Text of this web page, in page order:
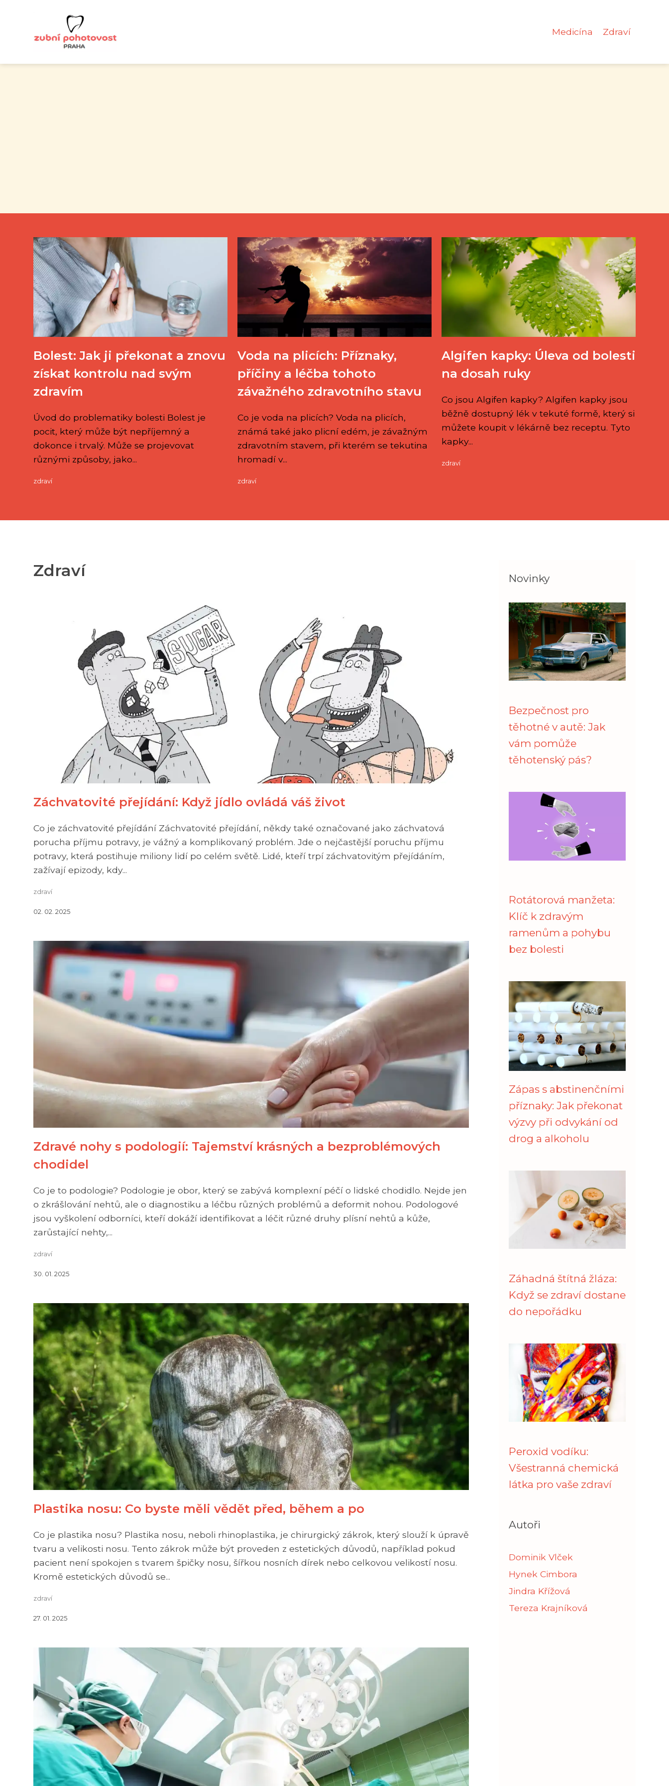
Medicína Zdraví
Bolest: Jak ji překonat a znovu
získat kontrolu nad svým
zdravím
Úvod do problematiky bolesti Bolest je
pocit, který může být nepříjemný a
dokonce i trvalý. Může se projevovat
různými způsoby, jako...
zdraví
Voda na plicích: Příznaky,
příčiny a léčba tohoto
závažného zdravotního stavu
Co je voda na plicích? Voda na plicích,
známá také jako plicní edém, je závažným
zdravotním stavem, při kterém se tekutina
hromadí v...
zdraví
Algifen kapky: Úleva od bolesti
na dosah ruky
Co jsou Algifen kapky? Algifen kapky jsou
běžně dostupný lék v tekuté formě, který si
můžete koupit v lékárně bez receptu. Tyto
kapky...
zdraví
Zdraví
Záchvatovité přejídání: Když jídlo ovládá váš život
Co je záchvatovité přejídání Záchvatovité přejídání, někdy také označované jako záchvatová
porucha příjmu potravy, je vážný a komplikovaný problém. Jde o nejčastější poruchu příjmu
potravy, která postihuje miliony lidí po celém světě. Lidé, kteří trpí záchvatovitým přejídáním,
zažívají epizody, kdy...
zdraví
02. 02. 2025
Zdravé nohy s podologií: Tajemství krásných a bezproblémových
chodidel
Co je to podologie? Podologie je obor, který se zabývá komplexní péčí o lidské chodidlo. Nejde jen
o zkrášlování nehtů, ale o diagnostiku a léčbu různých problémů a deformit nohou. Podologové
jsou vyškolení odborníci, kteří dokáží identifikovat a léčit různé druhy plísní nehtů a kůže,
zarůstající nehty,...
zdraví
30. 01. 2025
Plastika nosu: Co byste měli vědět před, během a po
Co je plastika nosu? Plastika nosu, neboli rhinoplastika, je chirurgický zákrok, který slouží k úpravě
tvaru a velikosti nosu. Tento zákrok může být proveden z estetických důvodů, například pokud
pacient není spokojen s tvarem špičky nosu, šířkou nosních dírek nebo celkovou velikostí nosu.
Kromě estetických důvodů se...
zdraví
27. 01. 2025
Novinky
Bezpečnost pro
těhotné v autě: Jak
vám pomůže
těhotenský pás?
Rotátorová manžeta:
Klíč k zdravým
ramenům a pohybu
bez bolesti
Zápas s abstinenčními
příznaky: Jak překonat
výzvy při odvykání od
drog a alkoholu
Záhadná štítná žláza:
Když se zdraví dostane
do nepořádku
Peroxid vodíku:
Všestranná chemická
látka pro vaše zdraví
Autoři
Dominik Vlček
Hynek Cimbora
Jindra Křížová
Tereza Krajníková